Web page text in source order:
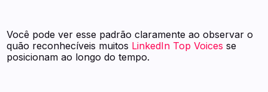
Você pode ver esse padrão claramente ao observar o
quão reconhecíveis muitos LinkedIn Top Voices se
posicionam ao longo do tempo.